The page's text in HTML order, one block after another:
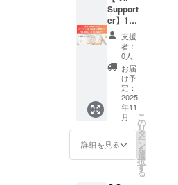
座、月
星座、
今惹か
れる星
座── ど
の星座
を選ん
でも
OK！ 香
りがあ
なたの
心と身
体を、
そっと
整えて
とずつ
“豊かに
香る” 時
間に変
わって
いく。
【星と
香りの
手帳】
を、
1ヶ月
しっか
り活か
しきる
フォ
末、オ
ンライ
ンで星
と香り
の交流
会（60
分） 星
読み初
心者さ
んも安
心！わ
かりや
明と香
りのヒ
のメッ
セージ
が込め
られて
いる
の？」
そん
な“香り
の背
景”にま
で触れ
る、星
と植物
／224
ページ
予定/カ
バー色
オレン
ジ系
統） 星
の動き
を毎週
解説す
る「週
末フォ
ロー
す。 ＊
MLM（
マルチ
レベル
マーケ
ティン
グ）目
的の利
用はご
遠慮い
ただい
ており
ます。
フの学
びが
ギュッ
と詰
まっ
た、は
じめの
一歩。
このリ
ターン
では、
星読み
とアロ
マテラ
ピーを
Support
er】1
ページ
広告＋
手帳に
チラシ
同封
（¥200,
000／
20冊付
き・祝
賀会招
待付
き） ご
自身の
支援
者：
0人
お届
け予
定：
2025
年11
月
詳細を見る
こ
の
リ
タ
ー
ン
を
選
択
す
る